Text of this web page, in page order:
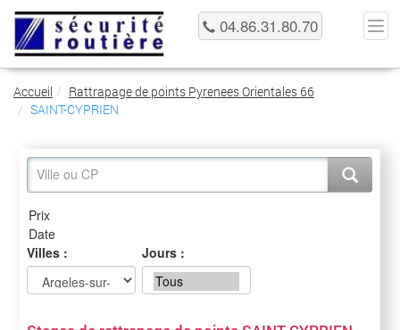
04.86.31.80.70
Accueil
Rattrapage de points Pyrenees Orientales 66
SAINT-CYPRIEN
Villes : Jours :